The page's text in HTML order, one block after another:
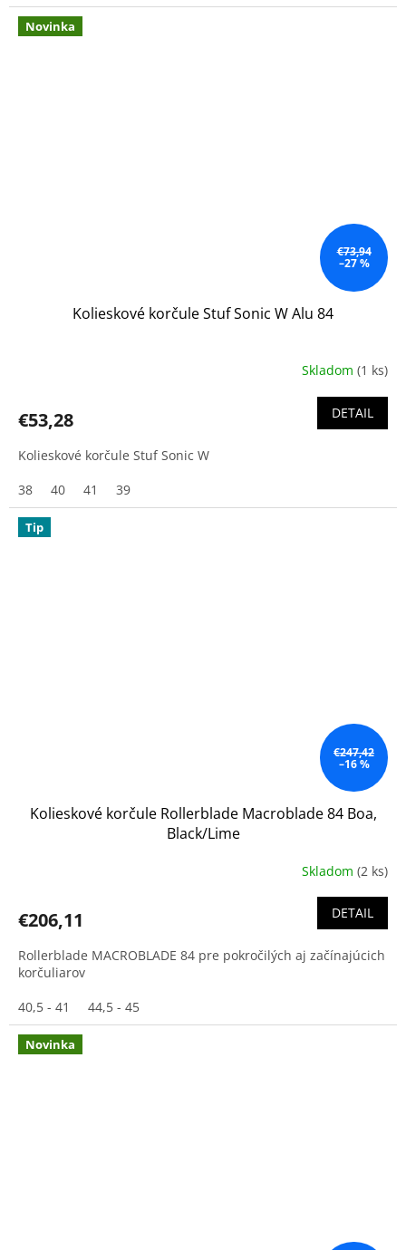
Novinka
€73,94
–27 %
Kolieskové korčule Stuf Sonic W Alu 84
Skladom (1 ks)
€53,28 DETAIL
Kolieskové korčule Stuf Sonic W
38
40 41 39
Tip
€247,42
–16 %
Kolieskové korčule Rollerblade Macroblade 84 Boa,
Black/Lime
Skladom (2 ks)
€206,11 DETAIL
Rollerblade MACROBLADE 84 pre pokročilých aj začínajúcich
korčuliarov
40,5 - 41
44,5 - 45
Novinka